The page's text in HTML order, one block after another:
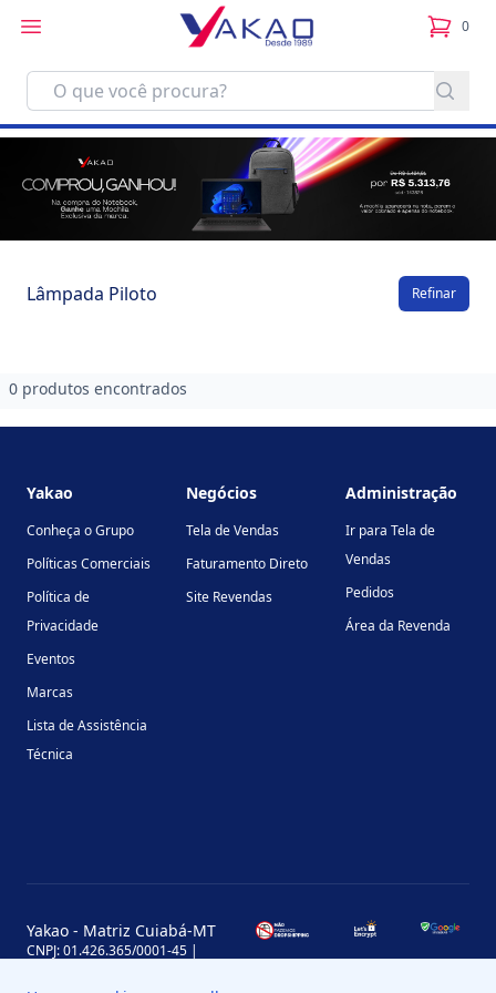
0
itens
Lâmpada Piloto Refinar
0 produtos encontrados
Yakao
Conheça o Grupo
Políticas Comerciais
Política de
Privacidade
Eventos
Marcas
Lista de Assistência
Técnica
Negócios
Tela de Vendas
Faturamento Direto
Site Revendas
Administração
Ir para Tela de
Vendas
Pedidos
Área da Revenda
Yakao - Matriz Cuiabá-MT
CNPJ: 01.426.365/0001-45 |